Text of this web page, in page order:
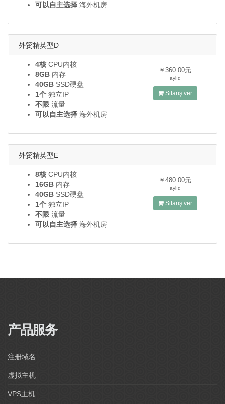
可以自主选择 海外机房
外贸精英型D
4核 CPU内核
8GB 内存
40GB SSD硬盘
1个 独立IP
不限 流量
可以自主选择 海外机房
￥360.00元
aylıq
Sifariş ver
外贸精英型E
8核 CPU内核
16GB 内存
40GB SSD硬盘
1个 独立IP
不限 流量
可以自主选择 海外机房
￥480.00元
aylıq
Sifariş ver
产品服务
注册域名
虚拟主机
VPS主机